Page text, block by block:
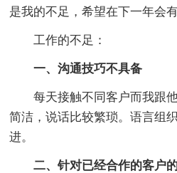
是我的不足，希望在下一年会有
工作的不足：
一、沟通技巧不具备
每天接触不同客户而我跟他
简洁，说话比较繁琐。语言组
进。
二、针对已经合作的客户